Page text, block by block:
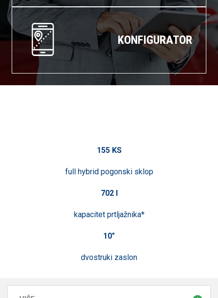
KONFIGURATOR
155 KS
full hybrid pogonski sklop
702 l
kapacitet prtljažnika*
10"
dvostruki zaslon